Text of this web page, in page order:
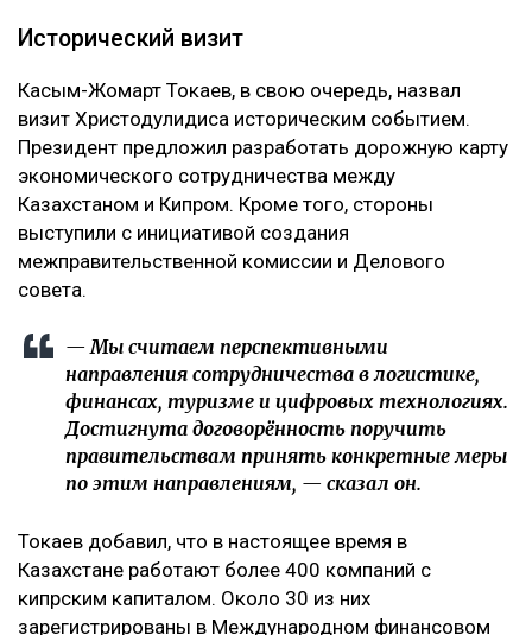
Исторический визит
Касым-Жомарт Токаев, в свою очередь, назвал
визит Христодулидиса историческим событием.
Президент предложил разработать дорожную карту
экономического сотрудничества между
Казахстаном и Кипром. Кроме того, стороны
выступили с инициативой создания
межправительственной комиссии и Делового
совета.
— Мы считаем перспективными
направления сотрудничества в логистике,
финансах, туризме и цифровых технологиях.
Достигнута договорённость поручить
правительствам принять конкретные меры
по этим направлениям, — сказал он.
Токаев добавил, что в настоящее время в
Казахстане работают более 400 компаний с
кипрским капиталом. Около 30 из них
зарегистрированы в Международном финансовом